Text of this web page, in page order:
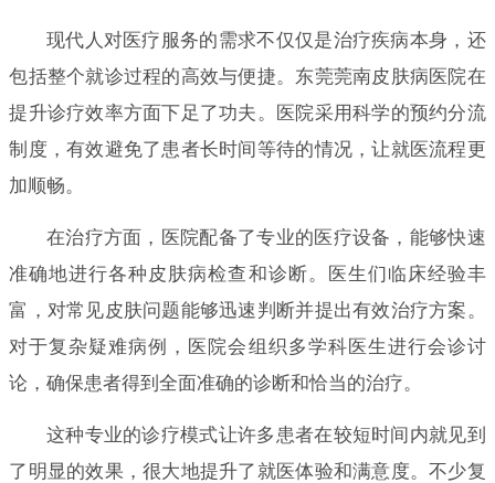
现代人对医疗服务的需求不仅仅是治疗疾病本身，还
包括整个就诊过程的高效与便捷。东莞莞南皮肤病医院在
提升诊疗效率方面下足了功夫。医院采用科学的预约分流
制度，有效避免了患者长时间等待的情况，让就医流程更
加顺畅。
在治疗方面，医院配备了专业的医疗设备，能够快速
准确地进行各种皮肤病检查和诊断。医生们临床经验丰
富，对常见皮肤问题能够迅速判断并提出有效治疗方案。
对于复杂疑难病例，医院会组织多学科医生进行会诊讨
论，确保患者得到全面准确的诊断和恰当的治疗。
这种专业的诊疗模式让许多患者在较短时间内就见到
了明显的效果，很大地提升了就医体验和满意度。不少复